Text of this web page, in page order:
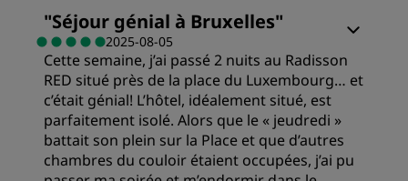
Emplacement
Propreté
Service
Qualité/prix
Literie
Emplacement
"Séjour génial à Bruxelles"
2025-08-05
Cette semaine, j’ai passé 2 nuits au Radisson
RED situé près de la place du Luxembourg… et
c’était génial! L’hôtel, idéalement situé, est
parfaitement isolé. Alors que le « jeudredi »
battait son plein sur la Place et que d’autres
chambres du couloir étaient occupées, j’ai pu